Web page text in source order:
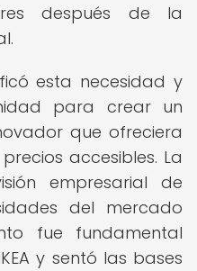
después de la
esta necesidad y
para crear un
que ofreciera
accesibles. La
empresarial de
del mercado
fue fundamental
y sentó las bases